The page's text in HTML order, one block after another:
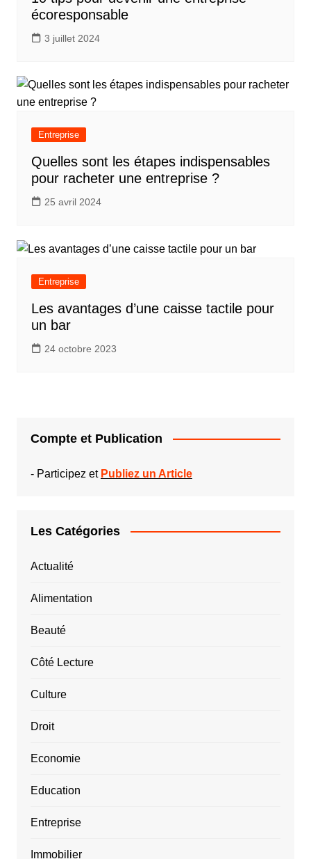
écoresponsable
3 juillet 2024
Entreprise
Quelles sont les étapes indispensables
pour racheter une entreprise ?
25 avril 2024
Entreprise
Les avantages d’une caisse tactile pour
un bar
24 octobre 2023
Compte et Publication
- Participez et Publiez un Article
Les Catégories
Actualité
Alimentation
Beauté
Côté Lecture
Culture
Droit
Economie
Education
Entreprise
Immobilier